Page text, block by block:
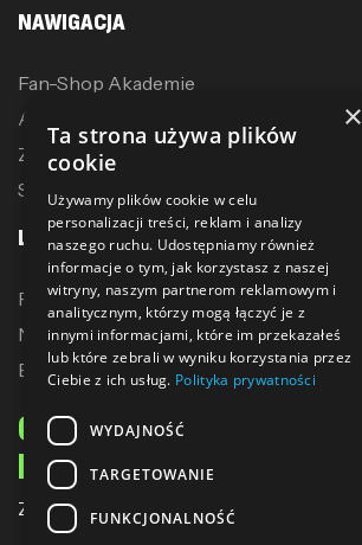
NAWIGACJA
Fan-Shop Akademie
Akcesoria treningowe
Zostań dystrybutorem
Sublimacja
LINKI
Promocje
Nowe produkty
Bestsellery
ODBIERZ 10% ZNIŻKI
NA PIERWSZE ZAKUPY
Zapisz się do naszego newslettera
×
Ta strona używa plików
cookie
Używamy plików cookie w celu
personalizacji treści, reklam i analizy
naszego ruchu. Udostępniamy również
informacje o tym, jak korzystasz z naszej
witryny, naszym partnerom reklamowym i
analitycznym, którzy mogą łączyć je z
innymi informacjami, które im przekazałeś
lub które zebrali w wyniku korzystania przez
Ciebie z ich usług. Polityka prywatności
WYDAJNOŚĆ
TARGETOWANIE
FUNKCJONALNOŚĆ